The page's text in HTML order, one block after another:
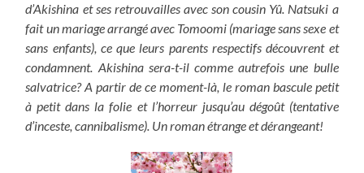
d’Akishina et ses retrouvailles avec son cousin Yû. Natsuki a
fait un mariage arrangé avec Tomoomi (mariage sans sexe et
sans enfants), ce que leurs parents respectifs découvrent et
condamnent. Akishina sera-t-il comme autrefois une bulle
salvatrice? A partir de ce moment-là, le roman bascule petit
à petit dans la folie et l’horreur jusqu’au dégoût (tentative
d’inceste, cannibalisme). Un roman étrange et dérangeant!